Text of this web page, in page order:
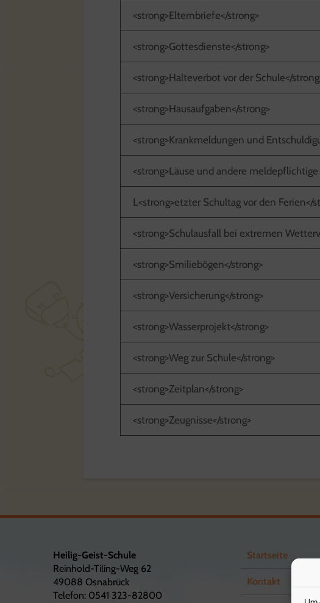
<strong>Elternbriefe</strong>
<strong>Gottesdienste</strong>
<strong>Halteverbot vor der Schule</
<strong>Hausaufgaben</strong>
<strong>Krankmeldungen und
<strong>Läuse und andere
L<strong>etzter Schultag vor den Ferien</
<strong>Schulausfall bei extremen
<strong>Smiliebögen</strong>
<strong>Versicherung</strong>
<strong>Wasserprojekt</strong>
<strong>Weg zur Schule</strong>
<strong>Zeitplan</strong>
<strong>Zeugnisse</strong>
Heilig-Geist-Schule
Reinhold-Tiling-Weg 62
49088 Osnabrück
Telefon: 0541 323-82800
Startseite
Kontakt